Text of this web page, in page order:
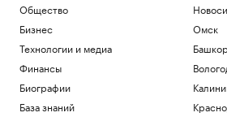
Общество
Бизнес
Технологии и медиа
Финансы
Биографии
База знаний
Омск